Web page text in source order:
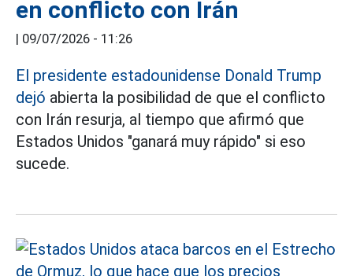
en conflicto con Irán
| 09/07/2026 - 11:26
El presidente estadounidense Donald Trump
dejó abierta la posibilidad de que el conflicto
con Irán resurja, al tiempo que afirmó que
Estados Unidos "ganará muy rápido" si eso
sucede.